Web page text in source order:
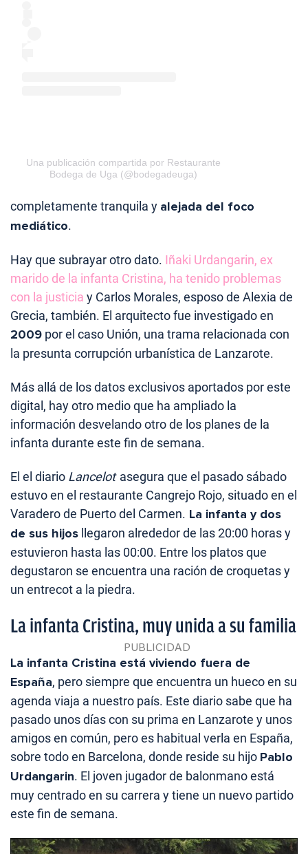
Una publicación compartida por Restaurante
Bodega de Uga (@bodegadeuga)
completamente tranquila y alejada del foco
mediático.
Hay que subrayar otro dato. Iñaki Urdangarin, ex
marido de la infanta Cristina, ha tenido problemas
con la justicia y Carlos Morales, esposo de Alexia de
Grecia, también. El arquitecto fue investigado en
2009 por el caso Unión, una trama relacionada con
la presunta corrupción urbanística de Lanzarote.
Más allá de los datos exclusivos aportados por este
digital, hay otro medio que ha ampliado la
información desvelando otro de los planes de la
infanta durante este fin de semana.
El el diario Lancelot asegura que el pasado sábado
estuvo en el restaurante Cangrejo Rojo, situado en el
Varadero de Puerto del Carmen. La infanta y dos
de sus hijos llegaron alrededor de las 20:00 horas y
estuvieron hasta las 00:00. Entre los platos que
degustaron se encuentra una ración de croquetas y
un entrecot a la piedra.
La infanta Cristina, muy unida a su familia
La infanta Cristina está viviendo fuera de
España, pero siempre que encuentra un hueco en su
agenda viaja a nuestro país. Este diario sabe que ha
pasado unos días con su prima en Lanzarote y unos
amigos en común, pero es habitual verla en España,
sobre todo en Barcelona, donde reside su hijo Pablo
Urdangarin. El joven jugador de balonmano está
muy centrado en su carrera y tiene un nuevo partido
este fin de semana.